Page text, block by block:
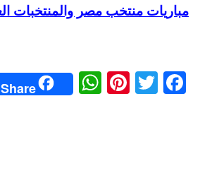
مباريات منتخب مصر والمنتخبات
Fa
T
Pi
W
ha
Share